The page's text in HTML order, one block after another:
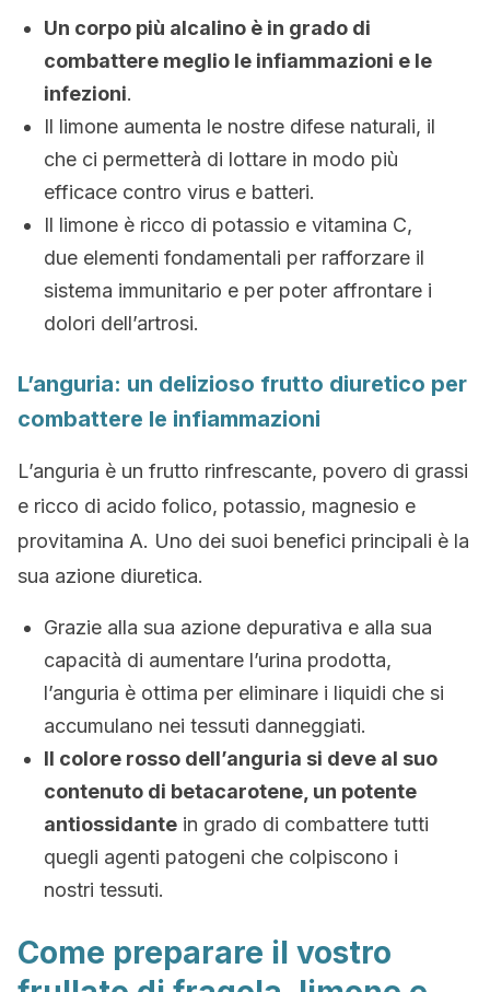
Un corpo più alcalino è in grado di
combattere meglio le infiammazioni e le
infezioni.
Il limone aumenta le nostre difese naturali, il
che ci permetterà di lottare in modo più
efficace contro virus e batteri.
Il limone è ricco di potassio e vitamina C,
due elementi fondamentali per rafforzare il
sistema immunitario e per poter affrontare i
dolori dell’artrosi.
L’anguria: un delizioso frutto diuretico per
combattere le infiammazioni
L’anguria è un frutto rinfrescante, povero di grassi
e ricco di acido folico, potassio, magnesio e
provitamina A. Uno dei suoi benefici principali è la
sua azione diuretica.
Grazie alla sua azione depurativa e alla sua
capacità di aumentare l’urina prodotta,
l’anguria è ottima per eliminare i liquidi che si
accumulano nei tessuti danneggiati.
Il colore rosso dell’anguria si deve al suo
contenuto di betacarotene, un potente
antiossidante in grado di combattere tutti
quegli agenti patogeni che colpiscono i
nostri tessuti.
Come preparare il vostro